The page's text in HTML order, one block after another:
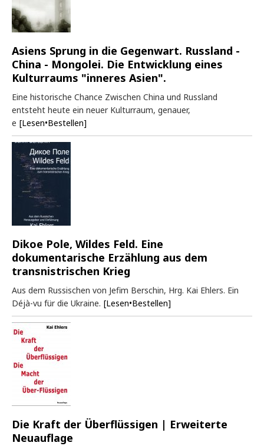
Asiens Sprung in die Gegenwart. Russland -
China - Mongolei. Die Entwicklung eines
Kulturraums "inneres Asien".
Eine historische Chance Zwischen China und Russland
entsteht heute ein neuer Kulturraum, genauer,
e [Lesen•Bestellen]
Dikoe Pole, Wildes Feld. Eine
dokumentarische Erzählung aus dem
transnistrischen Krieg
Aus dem Russischen von Jefim Berschin, Hrg. Kai Ehlers. Ein
Déjà-vu für die Ukraine. [Lesen•Bestellen]
Die Kraft der Überflüssigen | Erweiterte
Neuauflage